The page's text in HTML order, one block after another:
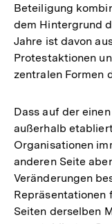
Beteiligung
dem Hintergrund
Jahre ist davon
Protestaktionen
zentralen Formen
Dass auf der
außerhalb
Organisationen
anderen Seite
Veränderungen
Repräsentationen
Seiten derselben